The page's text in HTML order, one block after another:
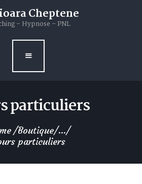
Cheptene
– Hypnose – PNL
particuliers
Boutique ...
particuliers